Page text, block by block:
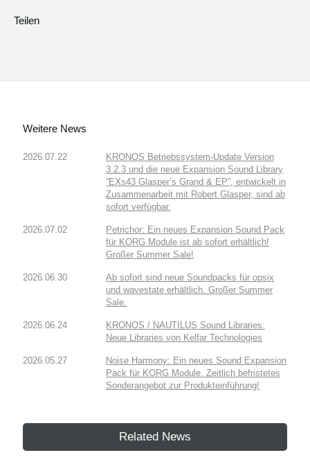
Teilen
Weitere News
2026.07.22
KRONOS Betriebssystem-Update Version
3.2.3 und die neue Expansion Sound Library
“EXs43 Glasper’s Grand & EP”, entwickelt in
Zusammenarbeit mit Robert Glasper, sind ab
sofort verfügbar.
2026.07.02
Petrichor: Ein neues Expansion Sound Pack
für KORG Module ist ab sofort erhältlich!
Großer Summer Sale!
2026.06.30
Ab sofort sind neue Soundpacks für opsix
und wavestate erhältlich. Großer Summer
Sale.
2026.06.24
KRONOS / NAUTILUS Sound Libraries:
Neue Libraries von Kelfar Technologies
2026.05.27
Noise Harmony: Ein neues Sound Expansion
Pack für KORG Module. Zeitlich befristetes
Sonderangebot zur Produkteinführung!
Related News